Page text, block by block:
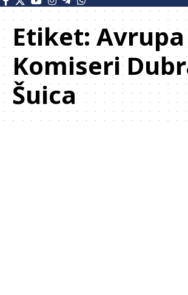
Etiket:Avrupa
Komiseri
Šuica